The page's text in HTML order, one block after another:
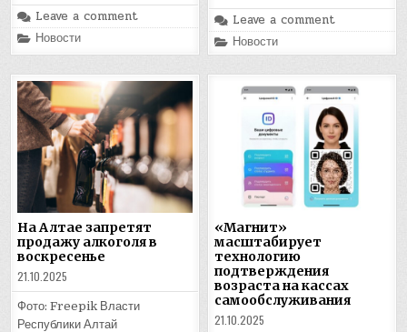
Leave a comment
Posted
Новости
Leave a comment
Posted
in
Новости
На Алтае запретят
продажу алкоголя в
воскресенье
21.10.2025
Фото: Freepik Власти
Республики Алтай
«Магнит»
масштабирует
технологию
подтверждения
возраста на кассах
самообслуживания
21.10.2025